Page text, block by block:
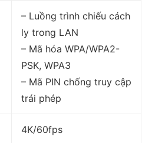
– Luồng trình chiếu cách
ly trong LAN
– Mã hóa WPA/WPA2-
PSK, WPA3
– Mã PIN chống truy cập
trái phép
4K/60fps